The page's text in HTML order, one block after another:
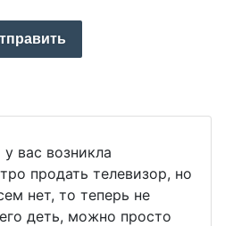
вас возникла
продать телевизор, но
нет, то теперь не
деть, можно просто